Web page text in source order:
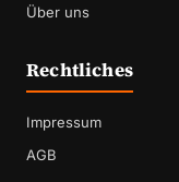
Über uns
Rechtliches
Impressum
AGB